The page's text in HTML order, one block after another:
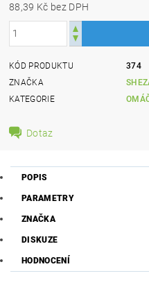
88,39 Kč bez DPH
KÓD PRODUKTU
374
ZNAČKA
KATEGORIE
Dotaz
POPIS
PARAMETRY
ZNAČKA
DISKUZE
HODNOCENÍ